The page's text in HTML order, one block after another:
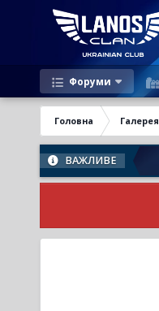
Форуми
Головна Галерея
ВАЖЛИВЕ